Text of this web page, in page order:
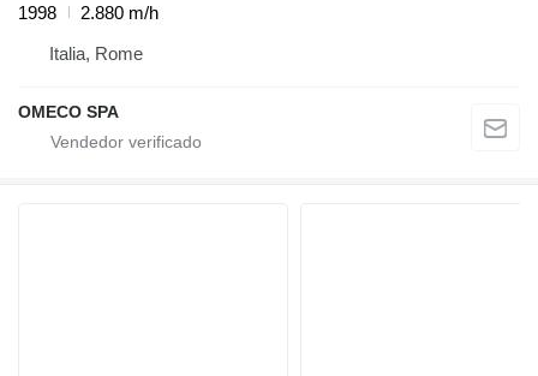
1998
2.880 m/h
Italia, Rome
OMECO SPA